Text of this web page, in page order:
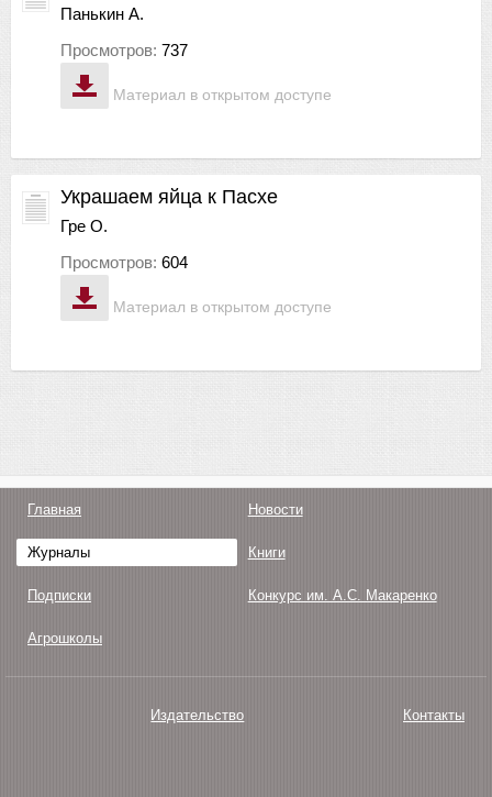
Материал в открытом доступе
Панькин А.
Просмотров: 737
Материал в открытом доступе
Украшаем яйца к Пасхе
Гре О.
Просмотров: 604
Главная Новости
Журналы Книги
Подписки Конкурс им. А.С. Макаренко
Агрошколы
Издательство Контакты